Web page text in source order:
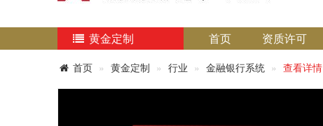
黄金定制 首页 资质许可
首页 黄金定制 行业 金融银行系统 查看详情